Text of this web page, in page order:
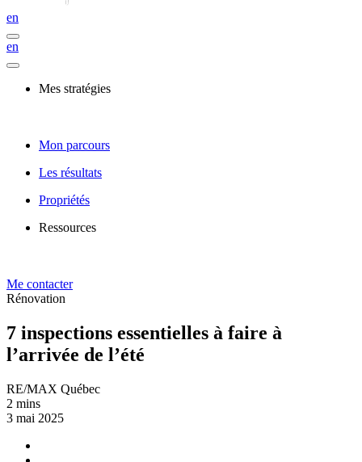
en
en
Mes stratégies
Mon parcours
Les résultats
Propriétés
Ressources
Me contacter
Rénovation
7 inspections essentielles à faire à
l’arrivée de l’été
RE/MAX Québec
2 mins
3 mai 2025